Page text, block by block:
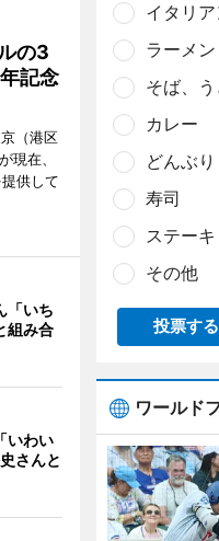
の3
記念
（港区
現在、
供して
「いち
組み合
いわい
さんと
イタリア
ラーメン
そば、
カレー
どんぶ
寿司
ステー
その他
投票する
ワールド